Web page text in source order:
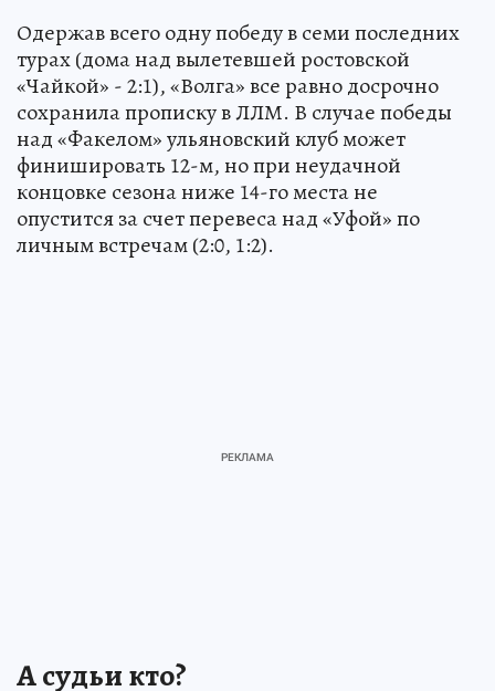
Одержав всего одну победу в семи последних
турах (дома над вылетевшей ростовской
«Чайкой» - 2:1), «Волга» все равно досрочно
сохранила прописку в ЛЛМ. В случае победы
над «Факелом» ульяновский клуб может
финишировать 12-м, но при неудачной
концовке сезона ниже 14-го места не
опустится за счет перевеса над «Уфой» по
личным встречам (2:0, 1:2).
А судьи кто?